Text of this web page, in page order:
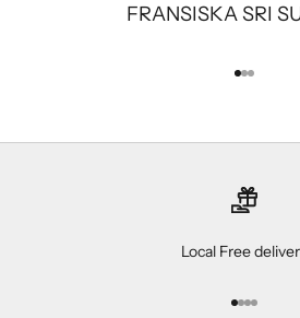
FRANSISKA SRI
Go to item
Go to
Go to
Local Free
Go to item
Go to
Go to
Go to